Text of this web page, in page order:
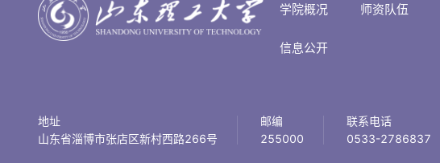
学院概况 师资队伍
信息公开
地址
山东省淄博市张店区新村西路266号
邮编
255000
联系电话
0533-2786837